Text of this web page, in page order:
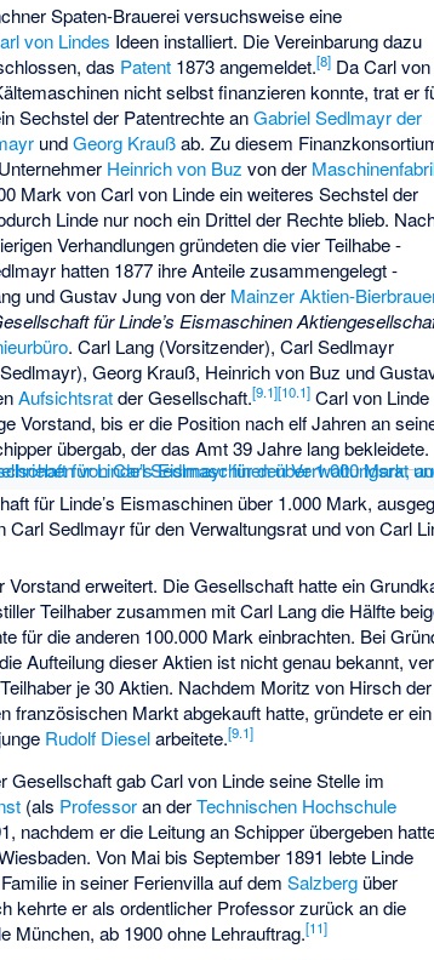
für Linde’s Eismaschinen über 1.000 Mark,
Carl Sedlmayr für den Verwaltungsrat und von Carl
Spaten-Brauereiversuchsweise eine
von Lindes Ideen installiert. Die Vereinbarung dazu
das Patent 1873 angemeldet.[8] Da Carl von
nicht selbst finanzieren konnte, trat er
Sechstel der Patentrechte anGabriel Sedlmayr der
undGeorg Kraußab. Zu diesem
Heinrich von Buz von der
Mark von Carl von Linde ein weiteres Sechstel der
Linde nur noch ein Drittel der Rechte blieb.
Verhandlungen gründeten die vier Teilhabe -
hatten 1877 ihre Anteile zusammengelegt -
und Gustav Jung von der Mainzer Aktien-
für Linde’s Eismaschinen
. Carl Lang (Vorsitzender), Carl Sedlmayr
Georg Krauß, Heinrich von Buz und
Aufsichtsratder Gesellschaft.[9.1][10.1] Carl von Linde
Vorstand, bis er die Position nach elf Jahren an
übergab, der das Amt 39 Jahre lang bekleidete.
Vorstand erweitert. Die Gesellschaft hatte ein
Teilhaberzusammen mit Carl Lang die Hälfte
für die anderen 100.000 Mark einbrachten. Bei
Aufteilung dieser Aktien ist nicht genau bekannt,
je 30 Aktien. Nachdem Moritz von Hirsch
französischen Markt abgekauft hatte, gründete er
Rudolf Dieselarbeitete.[9.1]
Gesellschaft gab Carl von Linde seine Stelle im
(als Professoran derTechnischen Hochschule
nachdem er die Leitung an Schipper übergeben
Von Mai bis September 1891 lebte Linde
in seiner Ferienvilla auf demSalzberg über
kehrte er als ordentlicher Professor zurück an die
München, ab 1900 ohne Lehrauftrag.[11]